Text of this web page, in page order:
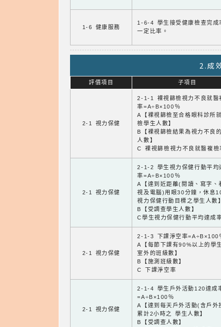
1-6 健康服務
1-6-4 學生接受健康檢查完成
一定比率。
2.成
評價項目 子項目
2-1 視力保健
2-1-1 裸視篩檢視力不良就醫
率=A÷B×100％
A【裸視篩檢至合格眼科診所
檢學生人數】
B【裸視篩檢結果為視力不良
人數】
C 裸視篩檢視力不良就醫複檢
2-1 視力保健
2-1-2 學生視力保健行動平均
率=A÷B×100％
A【達到近距離(閱讀、寫字、
視及電腦)用眼30分鐘，休息
視力保健行動目標之學生人數
B【受調查學生人數】
C學生視力保健行動平均達成
2-1 視力保健
2-1-3 下課淨空率=A÷B×100
A【每節下課有90%以上的學
室外的班級數】
B【施測班級數】
C 下課淨空率
2-1 視力保健
2-1-4 學生戶外活動120達成
=A÷B×100％
A【達到每天戶外活動(含戶外
累計2小時之 學生人數】
B【受調查人數】